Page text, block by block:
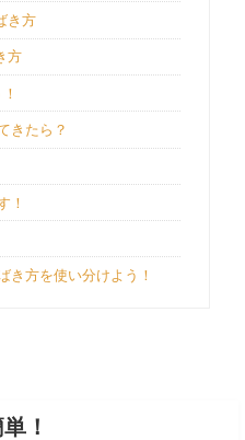
き方
方
きたら？
！
き方を使い分けよう！
！